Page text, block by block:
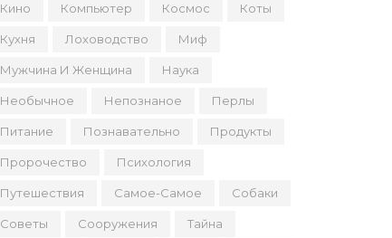
Кино Компьютер Космос Коты
Кухня Лоховодство Миф
Мужчина И Женщина Наука
Необычное Непознаное Перлы
Питание Познавательно Продукты
Пророчество Психология
Путешествия Самое-Самое Собаки
Советы Сооружения Тайна